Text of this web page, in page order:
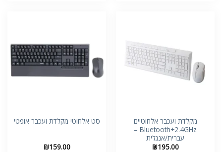
מקלדת ועכבר אלחוטיים
Bluetooth+2.4GHz –
עברית/אנגלית
₪195.00
סט אלחוטי מקלדת ועכבר אופטי
₪159.00